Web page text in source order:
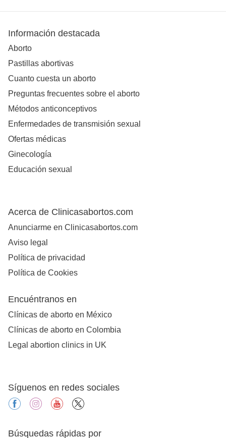
Información destacada
Aborto
Pastillas abortivas
Cuanto cuesta un aborto
Preguntas frecuentes sobre el aborto
Métodos anticonceptivos
Enfermedades de transmisión sexual
Ofertas médicas
Ginecología
Educación sexual
Acerca de Clinicasabortos.com
Anunciarme en Clinicasabortos.com
Aviso legal
Política de privacidad
Política de Cookies
Encuéntranos en
Clínicas de aborto en México
Clínicas de aborto en Colombia
Legal abortion clinics in UK
Síguenos en redes sociales
facebookinstagramyoutube
Búsquedas rápidas por